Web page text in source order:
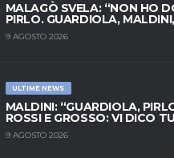
MALAGÒ SVELA: “NON HO
PIRLO. GUARDIOLA,
9 AGOSTO 2026
ULTIME NEWS
MALDINI: “GUARDIOLA,
ROSSI E GROSSO: VI DICO
9 AGOSTO 2026